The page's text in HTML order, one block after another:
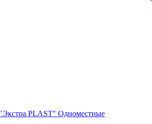
PLAST" Одноместные